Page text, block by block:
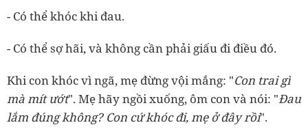
- Có thể khóc khi đau.
- Có thể sợ hãi, và không cần phải giấu đi điều đó.
Khi con khóc vì ngã, mẹ đừng vội mắng: "Con trai gì
mà mít ướt". Mẹ hãy ngồi xuống, ôm con và nói: "Đau
lắm đúng không? Con cứ khóc đi, mẹ ở đây rồi".